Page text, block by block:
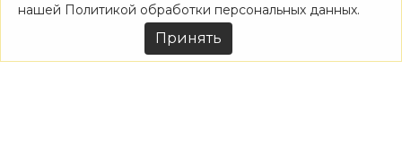
Акции
нашей Политикой обработки персональных данных.
Принять